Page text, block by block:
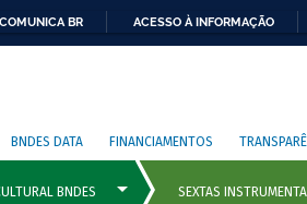
COMUNICA BR ACESSO À INFORMAÇÃO
BNDES DATA FINANCIAMENTOS